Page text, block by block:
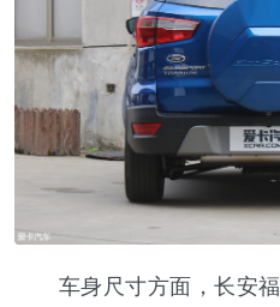
车身尺寸方面，长安福